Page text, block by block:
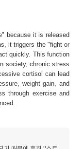
because it is released
it triggers the "fight or
quickly. This function
society, chronic stress
cortisol can lead
weight gain, and
through exercise and